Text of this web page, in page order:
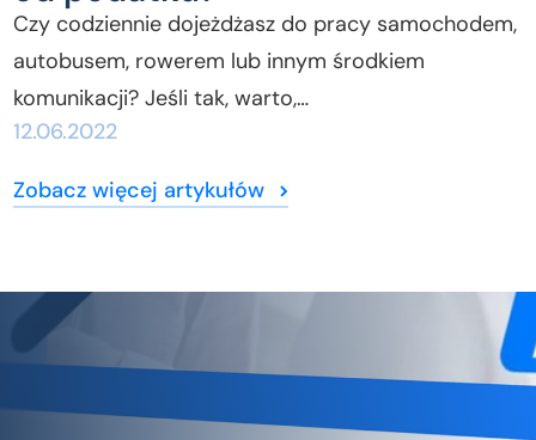
Czy codziennie dojeżdżasz do pracy samochodem,
autobusem, rowerem lub innym środkiem
komunikacji? Jeśli tak, warto,…
12.06.2022
Zobacz więcej artykułów